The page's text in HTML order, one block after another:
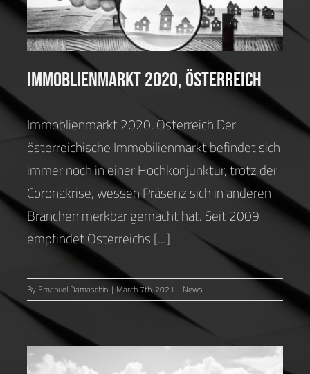
News
Immoblienmarkt 2020, Österreich
Immoblienmarkt 2020, Österreich Der
österreichische Immobilienmarkt befindet sich
immer noch in einer Hochkonjunktur, trotz der
Coronakrise, wessen Präsenz sich in anderen
Branchen merkbar gemacht hat. Seit 2009
empfindet Österreichs [...]
ByEmanuel Damaschin | March 7th, 2021 | News